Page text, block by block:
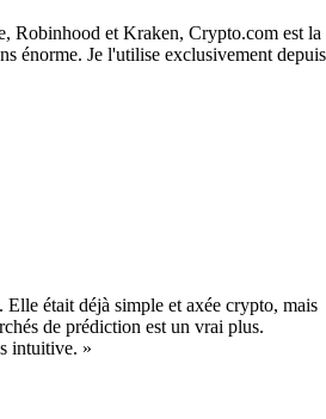
Robinhood et Kraken, Crypto.com est la
énorme. Je l'utilise exclusivement depuis
Elle était déjà simple et axée crypto, mais
de prédiction est un vrai plus.
intuitive. »